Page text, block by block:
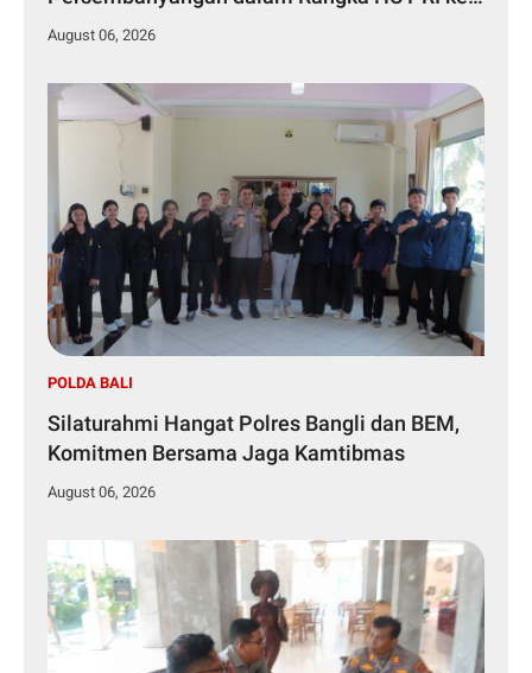
81 Tahun 2026
August 06, 2026
POLDA BALI
Silaturahmi Hangat Polres Bangli dan BEM,
Komitmen Bersama Jaga Kamtibmas
August 06, 2026